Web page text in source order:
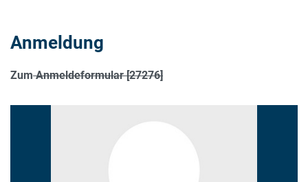
Anmeldung
ZumAnmeldeformular [27276]